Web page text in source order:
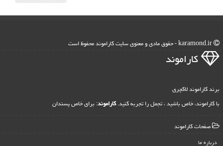
كاراموند
برند کاراموند لاکچری
با کاراموند، خاص باشید ، تجمل را تجربه کنید.کاراموند: برای خاص پسندان
صفحات كاراموند
درباره ما